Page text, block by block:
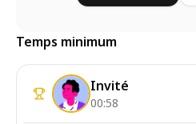
Temps minimum
Invité
00:58